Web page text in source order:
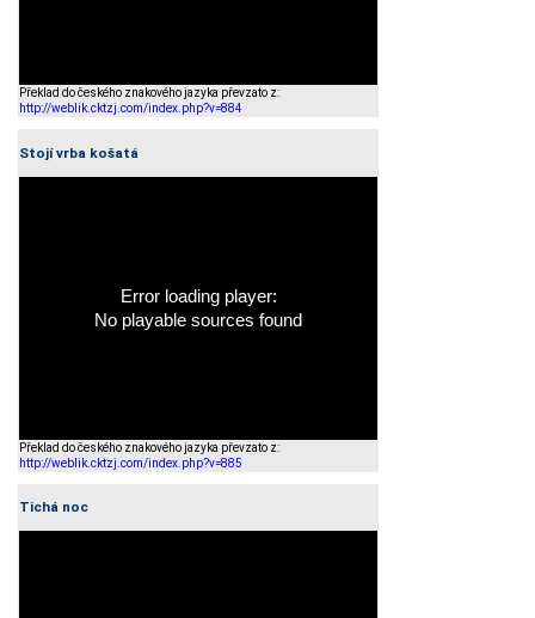
Překlad do českého znakového jazyka převzato z:
http://weblik.cktzj.com/index.php?v=884
Stojí vrba košatá
Error loading player:
No playable sources found
Překlad do českého znakového jazyka převzato z:
http://weblik.cktzj.com/index.php?v=885
Tichá noc